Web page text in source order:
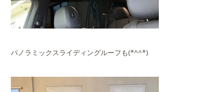
パノラミックスライディングルーフも(*^^*)